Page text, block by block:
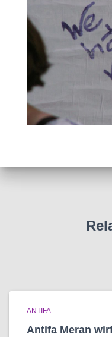
ANTIFA
Antifa Meran